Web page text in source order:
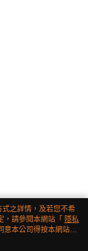
之詳情，及若您不希
，請參閱本網站「 隱私
意本公司得按本網站使